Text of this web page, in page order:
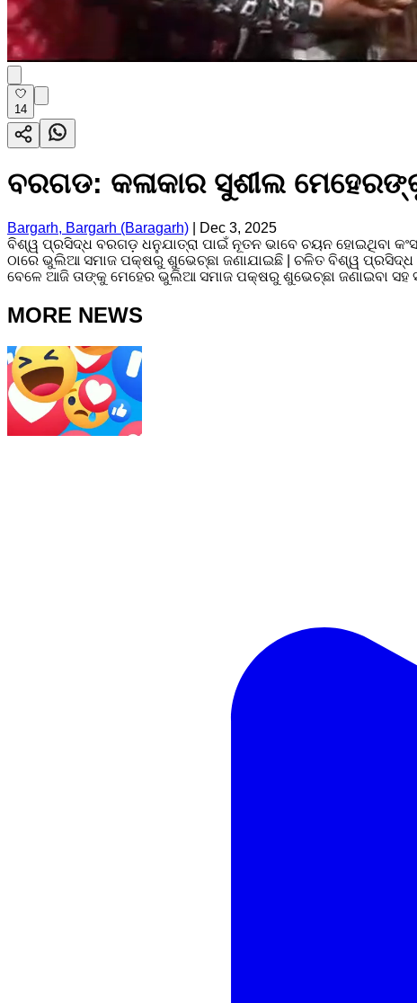
14
ବରଗଡ: କଳାକାର ସୁଶୀଲ
Bargarh, Bargarh (Baragarh)
Dec 3, 2025
ବିଶ୍ୱ ପ୍ରସିଦ୍ଧ ବରଗଡ଼ ଧନୁଯାତ୍ରା ପାଇଁ ନୂତନ ଭାବେ ଚୟନ ହୋଇଥିବା କଂସ
ଠାରେ ଭୁଲିଆ ସମାଜ ପକ୍ଷରୁ ଶୁଭେଚ୍ଛା ଜଣାଯାଇଛି | ଚଳିତ ବିଶ୍ୱ ପ୍ରସିଦ୍ଧ
ବେଳେ ଆଜି ତାଙ୍କୁ ମେହେର ଭୁଲିଆ ସମାଜ ପକ୍ଷରୁ ଶୁଭେଚ୍ଛା ଜଣାଇବା ସହ
MORE NEWS